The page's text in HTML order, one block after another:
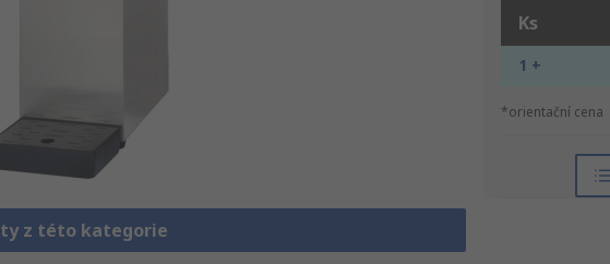
z této kategorie
Ks
1 +
*orientační cena